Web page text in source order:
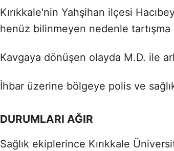
Kırıkkale'nin Yahşihan ilçesi
henüz bilinmeyen nedenle tartışma
Kavgaya dönüşen olayda M.D. ile
İhbar üzerine bölgeye polis ve
DURUMLARI AĞIR
Sağlık ekiplerince Kırıkkale